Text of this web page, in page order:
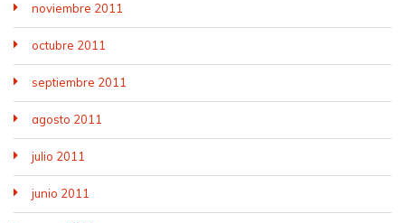
noviembre 2011
octubre 2011
septiembre 2011
agosto 2011
julio 2011
junio 2011